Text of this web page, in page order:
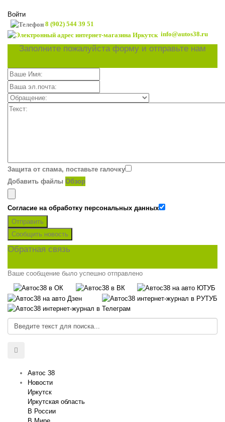
Войти
8 (902) 544 39 51
info@autos38.ru
Заполните пожалуйста форму и отправьте нам
Защита от спама, поставьте галочку
Добавить файлы Обзор
Согласие на обработку персональных данных
Отправить
Сообщить новость
Обратная связь
Ваше сообщение было успешно отправлено
Автос 38
Новости
Иркутск
Иркутская область
В России